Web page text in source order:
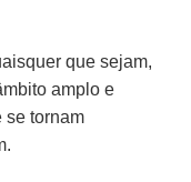
que sejam,
amplo e
se tornam